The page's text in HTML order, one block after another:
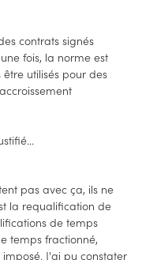
contrats signés
fois, la norme est
être utilisés pour des
pas avec ça, ils ne
la requalification de
de temps
temps fractionné,
J'ai pu constater